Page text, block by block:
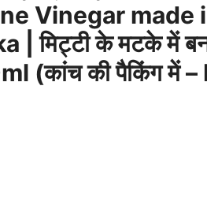
Vinegar made
| मिट्टी के मटके में
(कांच की पैकिंग में